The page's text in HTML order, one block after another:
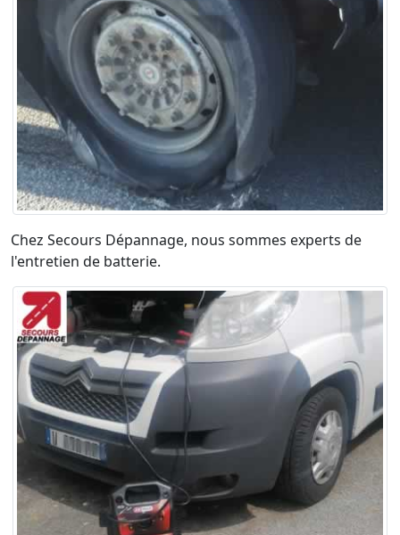
Chez Secours Dépannage, nous sommes experts de
l'entretien de batterie.